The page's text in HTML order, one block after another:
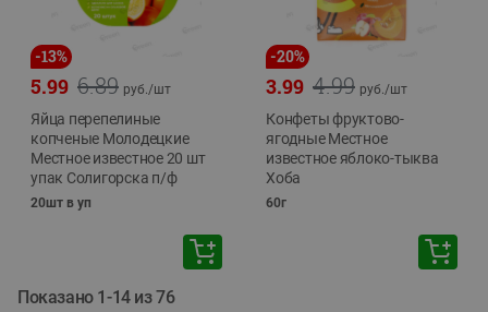
-13%
6.89
5.99 руб./шт
Яйца перепелиные
копченые Молодецкие
Местное известное 20 шт
упак Солигорска п/ф
20шт в уп
-20%
4.99
3.99 руб./шт
Конфеты фруктово-
ягодные Местное
известное яблоко-тыква
Хоба
60г
Показано 1-14 из 76